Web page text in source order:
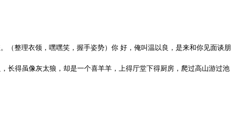
（整理衣领，嘿嘿笑，握手姿势）你 好，俺叫温以良，是来和你见面谈朋
长得虽像灰太狼，却是一个喜羊羊，上得厅堂下得厨房，爬过高山游过池